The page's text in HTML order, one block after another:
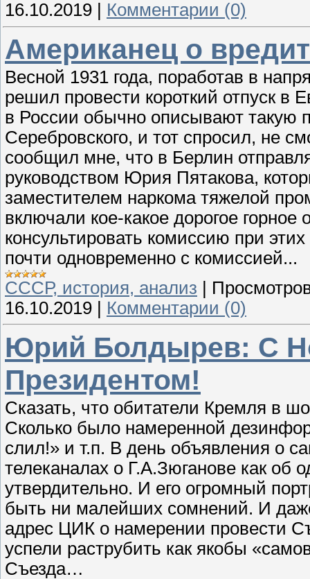
16.10.2019 Комментарии (0)
Американец о
Весной 1931 года, поработав в
решил провести короткий отпуск в
в России обычно описывают такую
Серебровского, и тот спросил, не
сообщил мне, что в Берлин
руководством Юрия Пятакова,
заместителем наркома тяжелой
включали кое-какое дорогое
консультировать комиссию при
почти одновременно с комиссией...
СССР, история, анализ
16.10.2019
Комментарии (0)
Юрий Болдырев: С
Президентом!
Сказать, что обитатели Кремля в
Сколько было намеренной
слил!» и т.п. В день объявления о
телеканалах о Г.А.Зюганове как об
утвердительно. И его огромный
быть ни малейших сомнений. И
адрес ЦИК о намерении провести
успели раструбить как якобы
Съезда…